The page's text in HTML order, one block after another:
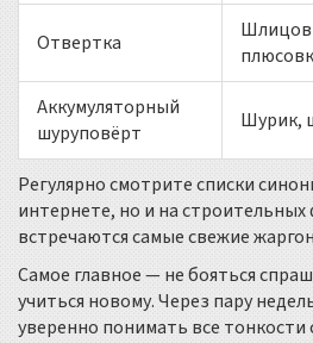
Отвертка
Аккумуляторный
шуруповёрт
Шурик,
Регулярно смотрите списки
интернете, но и на
встречаются самые свежие
Самое главное — не бояться
учиться новому. Через пару
уверенно понимать все тонкости